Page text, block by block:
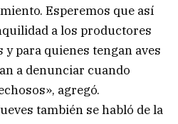
Esperemos que así
a los productores
y para quienes tengan aves
a denunciar cuando
agregó.
también se habló de la